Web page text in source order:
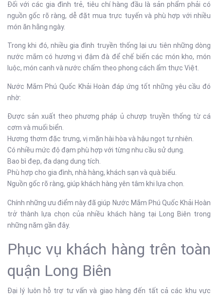
Đối với các gia đình trẻ, tiêu chí hàng đầu là sản phẩm phải có
nguồn gốc rõ ràng, dễ đặt mua trực tuyến và phù hợp với nhiều
món ăn hằng ngày.
Trong khi đó, nhiều gia đình truyền thống lại ưu tiên những dòng
nước mắm có hương vị đậm đà để chế biến các món kho, món
luộc, món canh và nước chấm theo phong cách ẩm thực Việt.
Nước Mắm Phú Quốc Khải Hoàn đáp ứng tốt những yêu cầu đó
nhờ:
Được sản xuất theo phương pháp ủ chượp truyền thống từ cá
cơm và muối biển.
Hương thơm đặc trưng, vị mặn hài hòa và hậu ngọt tự nhiên.
Có nhiều mức độ đạm phù hợp với từng nhu cầu sử dụng.
Bao bì đẹp, đa dạng dung tích.
Phù hợp cho gia đình, nhà hàng, khách sạn và quà biếu.
Nguồn gốc rõ ràng, giúp khách hàng yên tâm khi lựa chọn.
Chính những ưu điểm này đã giúp Nước Mắm Phú Quốc Khải Hoàn
trở thành lựa chọn của nhiều khách hàng tại Long Biên trong
những năm gần đây.
Phục vụ khách hàng trên toàn
quận Long Biên
Đại lý luôn hỗ trợ tư vấn và giao hàng đến tất cả các khu vực